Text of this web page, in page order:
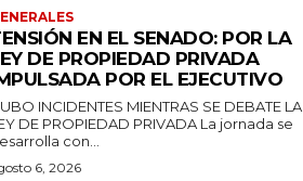
EN EL SENADO: POR LA
DE PROPIEDAD PRIVADA
POR EL EJECUTIVO
INCIDENTES MIENTRAS SE DEBATE LA
DE PROPIEDAD PRIVADA La jornada se
con...
6, 2026